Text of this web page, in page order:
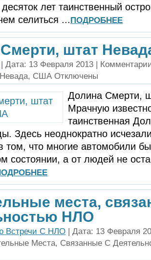
лет таинственный
селиться ...ПОДРОБНЕЕ
штат
Дата: 13 Февраля 2013 |
США Отключены
Долина Смерти,
Мрачную
таинственная
Здесь неоднократно
том, что многие автомобили
состоянии, а от людей не
места,
НЛО
Встречи С НЛО | Дата: 13 Февраля
Места, Связанные С